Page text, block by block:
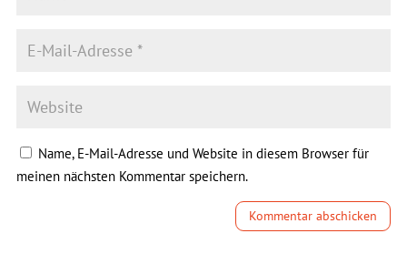
Name, E-Mail-Adresse und Website in diesem Browser für
meinen nächsten Kommentar speichern.
Kommentar abschicken